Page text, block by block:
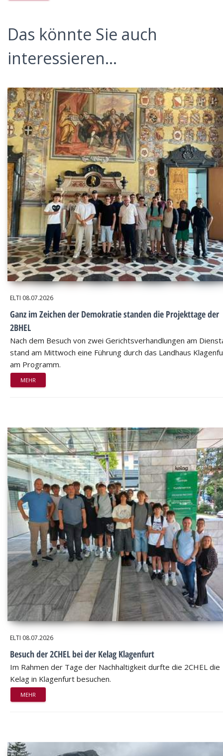
Das könnte Sie auch
interessieren...
ELTI 08.07.2026
Ganz im Zeichen der Demokratie standen die Projekttage der
2BHEL
Nach dem Besuch von zwei Gerichtsverhandlungen am
stand am Mittwoch eine Führung durch das Landhaus
am Programm.
MEHR
ELTI 08.07.2026
Besuch der 2CHEL bei der Kelag Klagenfurt
Im Rahmen der Tage der Nachhaltigkeit durfte die 2CHEL die
Kelag in Klagenfurt besuchen.
MEHR